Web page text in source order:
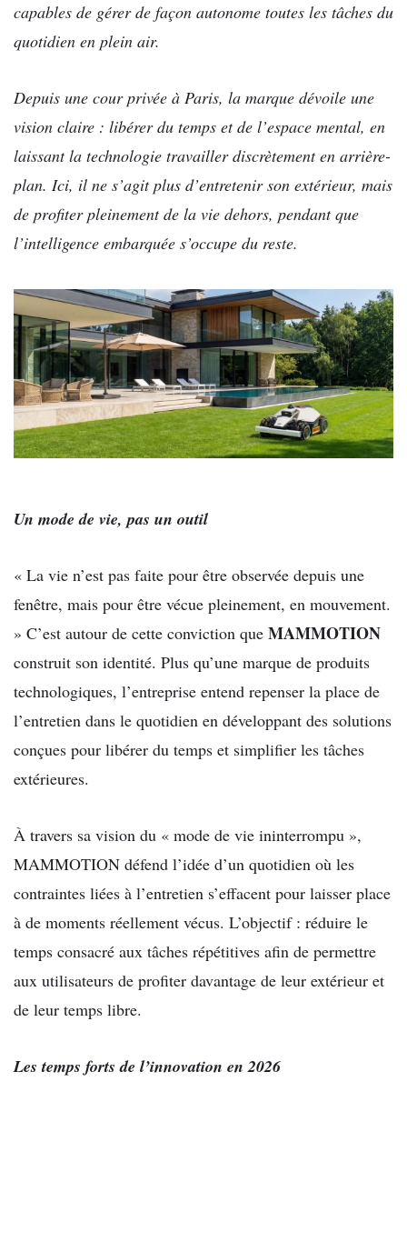
capables de gérer de façon autonome toutes les tâches du
quotidien en plein air.
Depuis une cour privée à Paris, la marque dévoile une
vision claire : libérer du temps et de l’espace mental, en
laissant la technologie travailler discrètement en arrière-
plan. Ici, il ne s’agit plus d’entretenir son extérieur, mais
de profiter pleinement de la vie dehors, pendant que
l’intelligence embarquée s’occupe du reste.
Un mode de vie, pas un outil
« La vie n’est pas faite pour être observée depuis une
fenêtre, mais pour être vécue pleinement, en mouvement.
» C’est autour de cette conviction que MAMMOTION
construit son identité. Plus qu’une marque de produits
technologiques, l’entreprise entend repenser la place de
l’entretien dans le quotidien en développant des solutions
conçues pour libérer du temps et simplifier les tâches
extérieures.
À travers sa vision du « mode de vie ininterrompu »,
MAMMOTION défend l’idée d’un quotidien où les
contraintes liées à l’entretien s’effacent pour laisser place
à de moments réellement vécus. L’objectif : réduire le
temps consacré aux tâches répétitives afin de permettre
aux utilisateurs de profiter davantage de leur extérieur et
de leur temps libre.
Les temps forts de l’innovation en 2026